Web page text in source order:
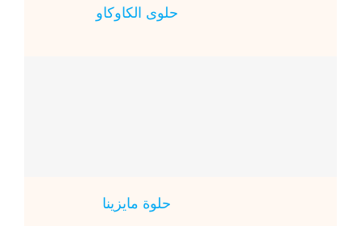
حلوى الكاوكاو
حلوة مايزينا